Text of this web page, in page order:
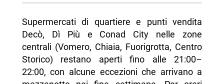
Supermercati di quartiere e punti vendita
Decò, Dì Più e Conad City nelle zone
centrali (Vomero, Chiaia, Fuorigrotta, Centro
Storico) restano aperti fino alle 21:00–
22:00, con alcune eccezioni che arrivano a